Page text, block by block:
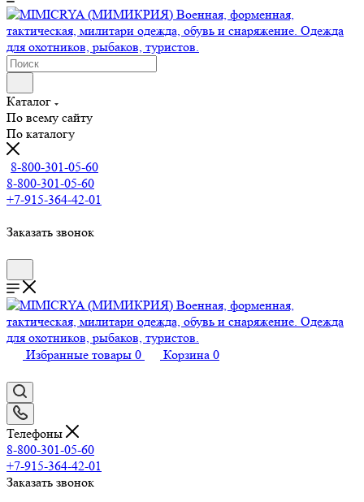
Каталог
По всему сайту
По каталогу
8-800-301-05-60
8-800-301-05-60
+7-915-364-42-01
Заказать звонок
Избранные товары 0 Корзина 0
Телефоны
8-800-301-05-60
+7-915-364-42-01
Заказать звонок